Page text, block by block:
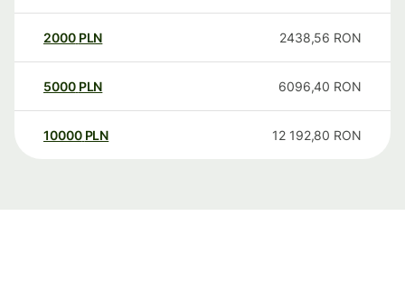
2000 PLN 2438,56 RON
5000 PLN 6096,40 RON
10000 PLN 12 192,80 RON